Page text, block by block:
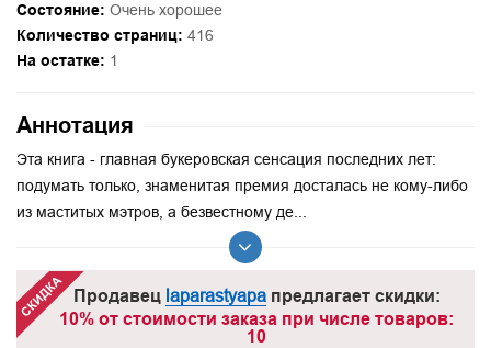
Состояние: Очень хорошее
Количество страниц: 416
На остатке: 1
Аннотация
Эта книга - главная букеровская сенсация последних лет:
подумать только, знаменитая премия досталась не кому-либо
из маститых мэтров, а безвестному де...
Продавец laparastyapaпредлагает скидки:
10% от стоимости заказа при числе товаров:
10